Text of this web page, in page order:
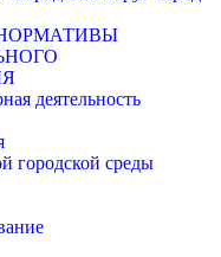
деятельность
городской среды